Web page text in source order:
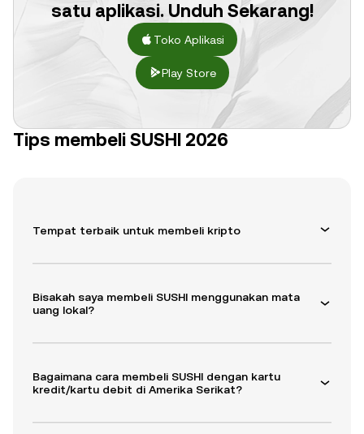
satu aplikasi. Unduh Sekarang!
Toko Aplikasi
Play Store
Tips membeli SUSHI 2026
Tempat terbaik untuk membeli kripto
Bisakah saya membeli SUSHI menggunakan mata
uang lokal?
Bagaimana cara membeli SUSHI dengan kartu
kredit/kartu debit di Amerika Serikat?